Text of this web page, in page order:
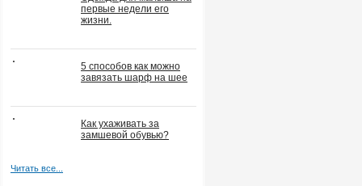
первые недели его
жизни.
5 способов как можно
завязать шарф на шее
Как ухаживать за
замшевой обувью?
Читать все...